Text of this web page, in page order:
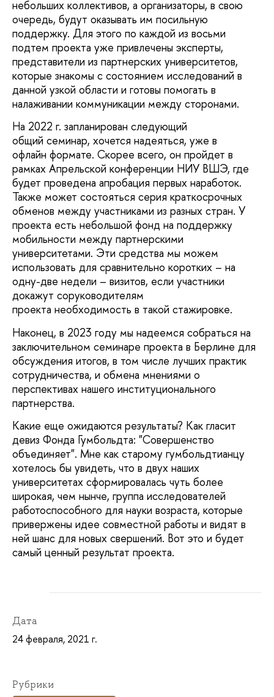
небольших коллективов, а организаторы, в свою
очередь, будут оказывать им посильную
поддержку. Для этого по каждой из восьми
подтем проекта уже привлечены эксперты,
представители из партнерских университетов,
которые знакомы с состоянием исследований в
данной узкой области и готовы помогать в
налаживании коммуникации между сторонами.
На 2022 г. запланирован следующий
общий семинар, хочется надеяться, уже в
офлайн формате. Скорее всего, он пройдет в
рамках Апрельской конференции НИУ ВШЭ, где
будет проведена апробация первых наработок.
Также может состояться серия краткосрочных
обменов между участниками из разных стран. У
проекта есть небольшой фонд на поддержку
мобильности между партнерскими
университетами. Эти средства мы можем
использовать для сравнительно коротких – на
одну-две недели – визитов, если участники
докажут соруководителям
проекта необходимость в такой стажировке.
Наконец, в 2023 году мы надеемся собраться на
заключительном семинаре проекта в Берлине для
обсуждения итогов, в том числе лучших практик
сотрудничества, и обмена мнениями о
перспективах нашего институционального
партнерства.
Какие еще ожидаются результаты? Как гласит
девиз Фонда Гумбольдта: "Совершенство
объединяет". Мне как старому гумбольдтианцу
хотелось бы увидеть, что в двух наших
университетах сформировалась чуть более
широкая, чем нынче, группа исследователей
работоспособного для науки возраста, которые
привержены идее совместной работы и видят в
ней шанс для новых свершений. Вот это и будет
самый ценный результат проекта.
Дата
24 февраля, 2021 г.
Рубрики